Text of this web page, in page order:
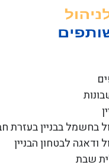
בחשמל בבניין בעזרת
ודאגה לבטחון הבניין
שבת